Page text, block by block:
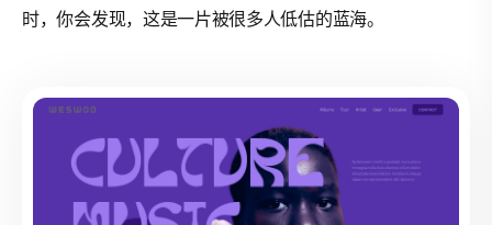
时，你会发现，这是一片被很多人低估的蓝海。